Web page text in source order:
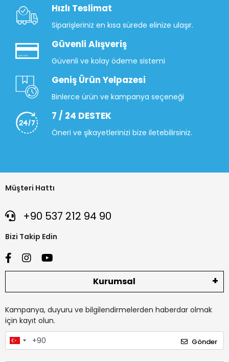
Hızlı Teslimat
Siparişleriniz en kısa sürede elinize ulaşır.
Güvenli Alışveriş
Güvenli ve kolay ödeme sistemi
Geniş Ürün Yelpazesi
Binlerce ürün ve kampanya seçeneği
7 / 24 DESTEK
Öneri ve şikayetlerinizi bize iletebilirsiniz.
Müşteri Hattı
+90 537 212 94 90
Bizi Takip Edin
Kurumsal
Kampanya, duyuru ve bilgilendirmelerden haberdar olmak
için kayıt olun.
Gönder